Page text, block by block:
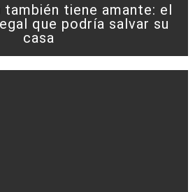
también tiene amante: el
que podría salvar su
casa